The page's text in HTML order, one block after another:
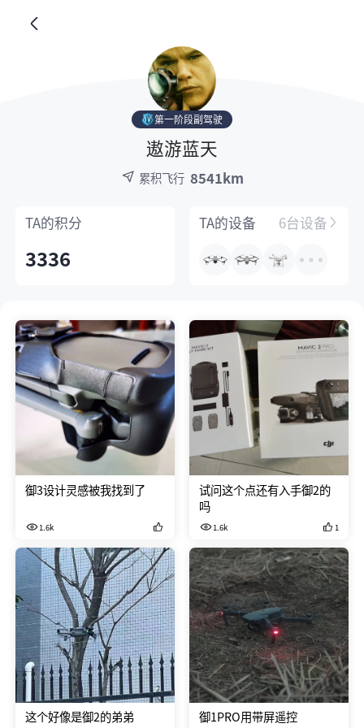
第一阶段副驾驶
遨游蓝天
累积飞行 8541km
TA的积分
3336
TA的设备 6台设备
御3设计灵感被我找到了
1.6k
试问这个点还有入手御2的
吗
1.6k 1
这个好像是御2的弟弟 御1PRO用带屏遥控